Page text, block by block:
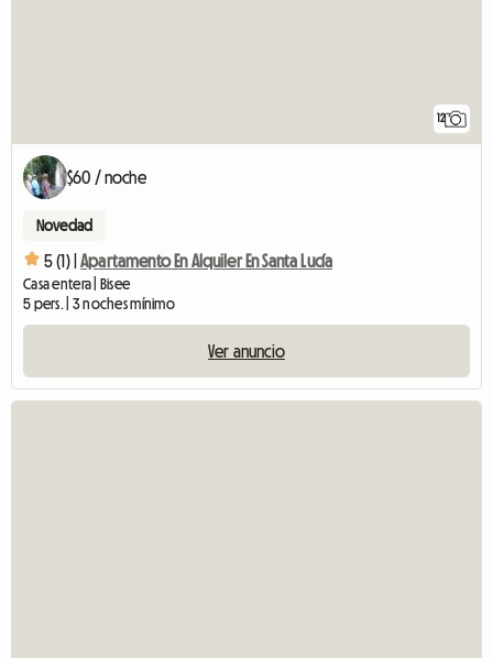
12
$60 / noche
Novedad
5 (1) | Apartamento En Alquiler En Santa Lucía
Casa entera | Bisee
5 pers. | 3 noches mínimo
Ver anuncio